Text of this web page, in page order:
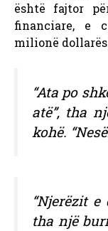
është fajtor
financiare, e
milionë
“Ata po
atë”, tha
kohë.
“Njerëzit
tha një